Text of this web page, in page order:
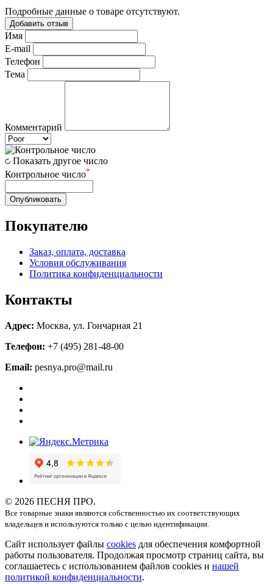
Подробные данные о товаре отсутствуют.
Добавить отзыв
Имя
E-mail
Телефон
Тема
Комментарий
Показать другое число
Контрольное число*
Опубликовать
Покупателю
Заказ, оплата, доставка
Условия обслуживания
Политика конфиденциальности
Контакты
Адрес: Москва, ул. Гончарная 21
Телефон: +7 (495) 281-48-00
Email: pesnya.pro@mail.ru
© 2026 ПЕСНЯ ПРО.
Все товарные знаки являются собственностью их соответствующих
владельцев и используются только с целью идентификации.
Сайт использует файлы cookies для обеспечения комфортной
работы пользователя. Продолжая просмотр страниц сайта, вы
соглашаетесь с использованием файлов cookies и нашей
политикой конфиденциальности.